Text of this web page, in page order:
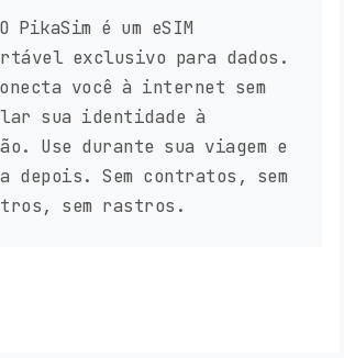
PikaSim é um eSIM
exclusivo para dados.
você à internet sem
sua identidade à
Use durante sua viagem e
depois. Sem contratos, sem
sem rastros.